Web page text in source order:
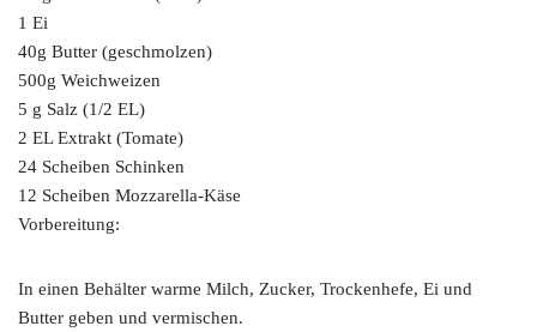
1 Ei
40g Butter (geschmolzen)
500g Weichweizen
5 g Salz (1/2 EL)
2 EL Extrakt (Tomate)
24 Scheiben Schinken
12 Scheiben Mozzarella-Käse
Vorbereitung:
In einen Behälter warme Milch, Zucker, Trockenhefe, Ei und
Butter geben und vermischen.